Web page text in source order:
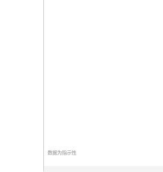
数据为指示性